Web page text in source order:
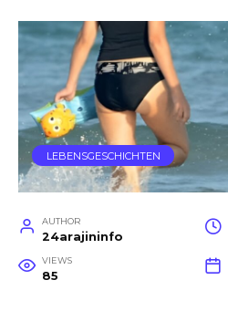
LEBENSGESCHICHTEN
AUTHOR
24arajininfo
VIEWS
85